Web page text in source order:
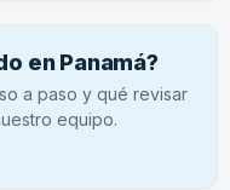
en Panamá?
a paso y qué revisar
equipo.